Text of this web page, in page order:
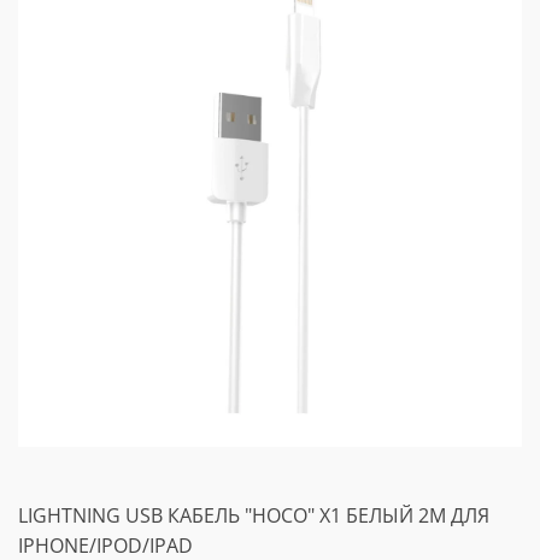
LIGHTNING USB КАБЕЛЬ "HOCO" X1 БЕЛЫЙ 2M ДЛЯ
IPHONE/IPOD/IPAD